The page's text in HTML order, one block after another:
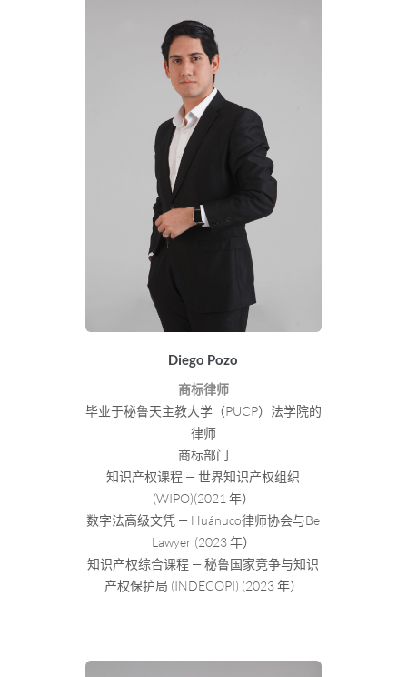
Diego Pozo
商标律师
毕业于秘鲁天主教大学（PUCP）法学院的
律师
商标部门
知识产权课程 — 世界知识产权组织
(WIPO)(2021 年）
数字法高级文凭 — Huánuco律师协会与Be
Lawyer (2023 年）
知识产权综合课程 — 秘鲁国家竞争与知识
产权保护局 (INDECOPI) (2023 年）